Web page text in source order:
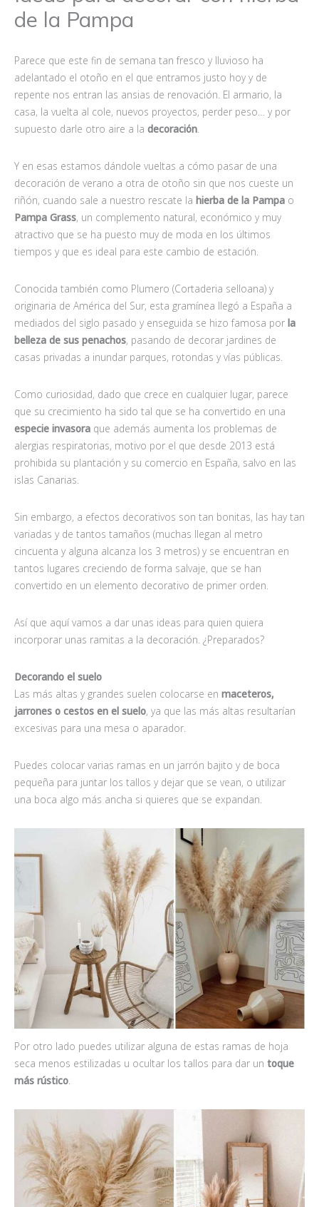
de la Pampa
Parece que este fin de semana tan fresco y lluvioso ha
adelantado el otoño en el que entramos justo hoy y de
repente nos entran las ansias de renovación. El armario, la
casa, la vuelta al cole, nuevos proyectos, perder peso… y por
supuesto darle otro aire a la decoración
Y en esas estamos dándole vueltas a cómo pasar de una
decoración de verano a otra de otoño sin que nos cueste un
riñón, cuando sale a nuestro rescate la hierba de la Pampa o
Pampa Grass, un complemento natural, económico y muy
atractivo que se ha puesto muy de moda en los últimos
tiempos y que es ideal para este cambio de estación.
Conocida también como Plumero (Cortaderia selloana) y
originaria de América del Sur, esta gramínea llegó a España a
mediados del siglo pasado y enseguida se hizo famosa por la
belleza de sus penachos, pasando de decorar jardines de
casas privadas a inundar parques, rotondas y vías públicas.
Como curiosidad, dado que crece en cualquier lugar, parece
que su crecimiento ha sido tal que se ha convertido en una
especie invasora que además aumenta los problemas de
alergias respiratorias, motivo por el que desde 2013 está
prohibida su plantación y su comercio en España, salvo en las
islas Canarias.
Sin embargo, a efectos decorativos son tan bonitas, las hay tan
variadas y de tantos tamaños (muchas llegan al metro
cincuenta y alguna alcanza los 3 metros) y se encuentran en
tantos lugares creciendo de forma salvaje, que se han
convertido en un elemento decorativo de primer orden.
Así que aquí vamos a dar unas ideas para quien quiera
incorporar unas ramitas a la decoración. ¿Preparados?
Decorando el suelo
Las más altas y grandes suelen colocarse en maceteros,
jarrones o cestos en el suelo, ya que las más altas resultarían
excesivas para una mesa o aparador.
Puedes colocar varias ramas en un jarrón bajito y de boca
pequeña para juntar los tallos y dejar que se vean, o utilizar
una boca algo más ancha si quieres que se expandan.
Por otro lado puedes utilizar alguna de estas ramas de hoja
seca menos estilizadas u ocultar los tallos para dar un toque
más rústico.